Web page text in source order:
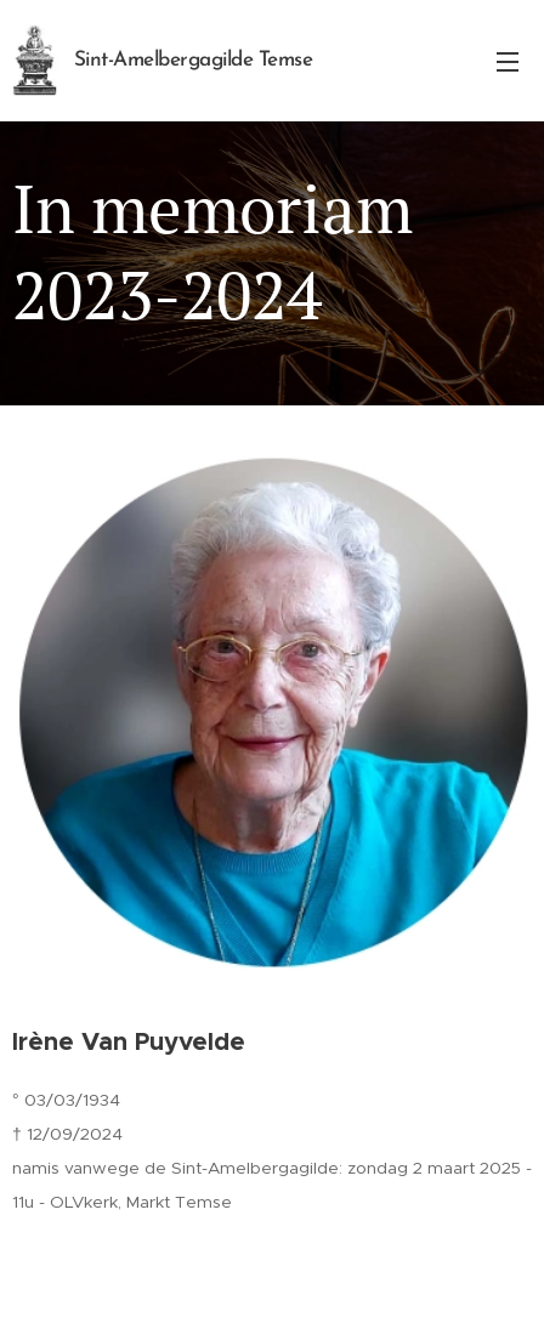
Sint-Amelbergagilde Temse
In memoriam
2023-2024
Irène Van Puyvelde
° 03/03/1934
† 12/09/2024
namis vanwege de Sint-Amelbergagilde: zondag 2 maart 2025 -
11u - OLVkerk, Markt Temse